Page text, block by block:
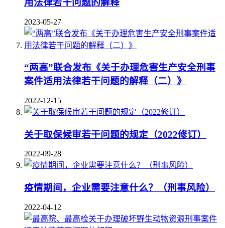
用法律若干问题的解释
2023-05-27
“两高”联合发布《关于办理危害生产安全刑事
案件适用法律若干问题的解释（二）》
2022-12-15
关于取保候审若干问题的规定（2022修订）
2022-09-28
疫情期间，企业需要注意什么？（刑事风险）
2022-04-12